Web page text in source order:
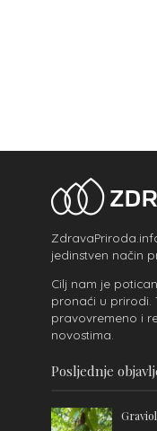
jedinstven način
Cilj nam je
pronaći u prirodi.
pravovremeno i
novostima.
Posljednje